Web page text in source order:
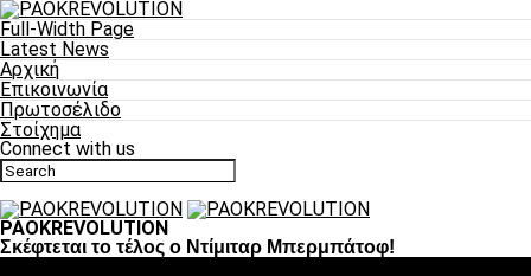
Full-Width Page
Latest News
Αρχική
Επικοινωνία
Πρωτοσέλιδο
Στοίχημα
Connect with us
PAOKREVOLUTION
Σκέφτεται το τέλος ο Ντίμιταρ Μπερμπάτοφ!